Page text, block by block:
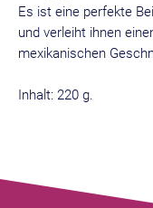
Es ist eine perfekte
und verleiht ihnen
mexikanischen
Inhalt: 220 g.